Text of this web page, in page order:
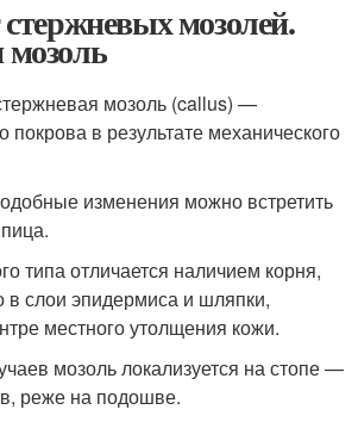
мозолей.
мозоль (callus) —
покрова в результате механического
изменения можно встретить
типа отличается наличием корня,
в слои эпидермиса и шляпки,
местного утолщения кожи.
мозоль локализуется на стопе —
реже на подошве.